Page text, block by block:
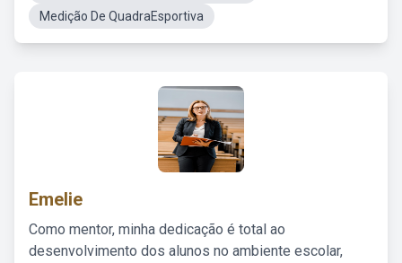
Medição De QuadraEsportiva
Emelie
Como mentor, minha dedicação é total ao
desenvolvimento dos alunos no ambiente escolar,